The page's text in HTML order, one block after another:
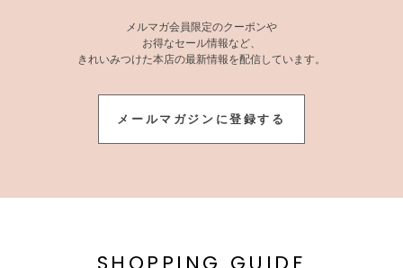
メルマガ会員限定のクーポンや
お得なセール情報など、
きれいみつけた本店の最新情報を配信しています。
メールマガジンに登録する